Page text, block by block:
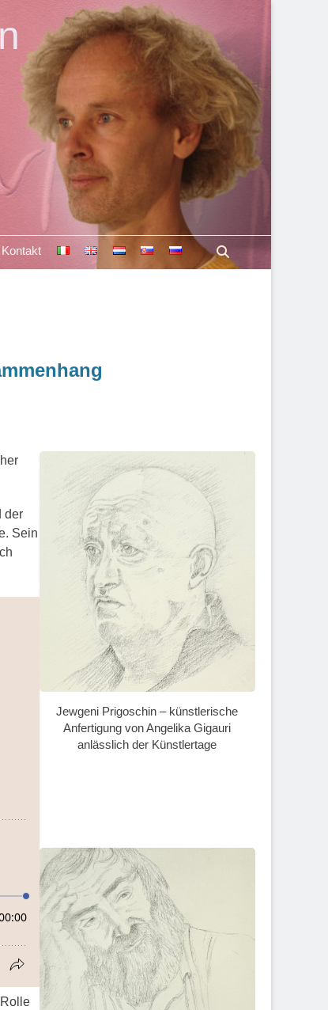
Kontakt
der
Sein
Jewgeni Prigoschin – künstlerische
Anfertigung von Angelika Gigauri
anlässlich der Künstlertage